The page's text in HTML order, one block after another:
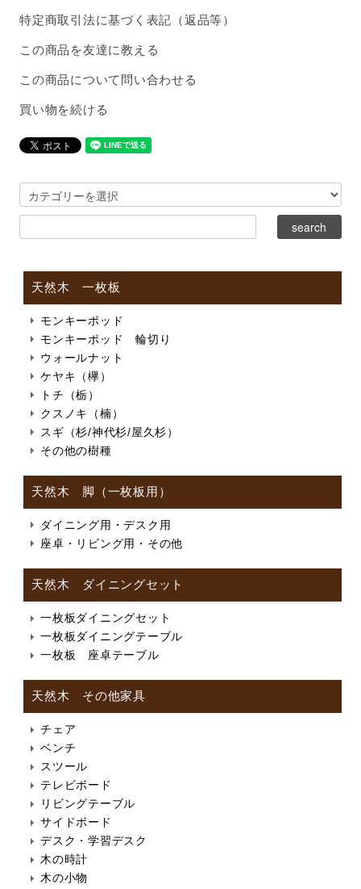
特定商取引法に基づく表記（返品等）
この商品を友達に教える
この商品について問い合わせる
買い物を続ける
天然木 一枚板
モンキーポッド
モンキーポッド 輪切り
ウォールナット
ケヤキ（欅）
トチ（栃）
クスノキ（楠）
スギ（杉/神代杉/屋久杉）
その他の樹種
天然木 脚（一枚板用）
ダイニング用・デスク用
座卓・リビング用・その他
天然木 ダイニングセット
一枚板ダイニングセット
一枚板ダイニングテーブル
一枚板 座卓テーブル
天然木 その他家具
チェア
ベンチ
スツール
テレビボード
リビングテーブル
サイドボード
デスク・学習デスク
木の時計
木の小物